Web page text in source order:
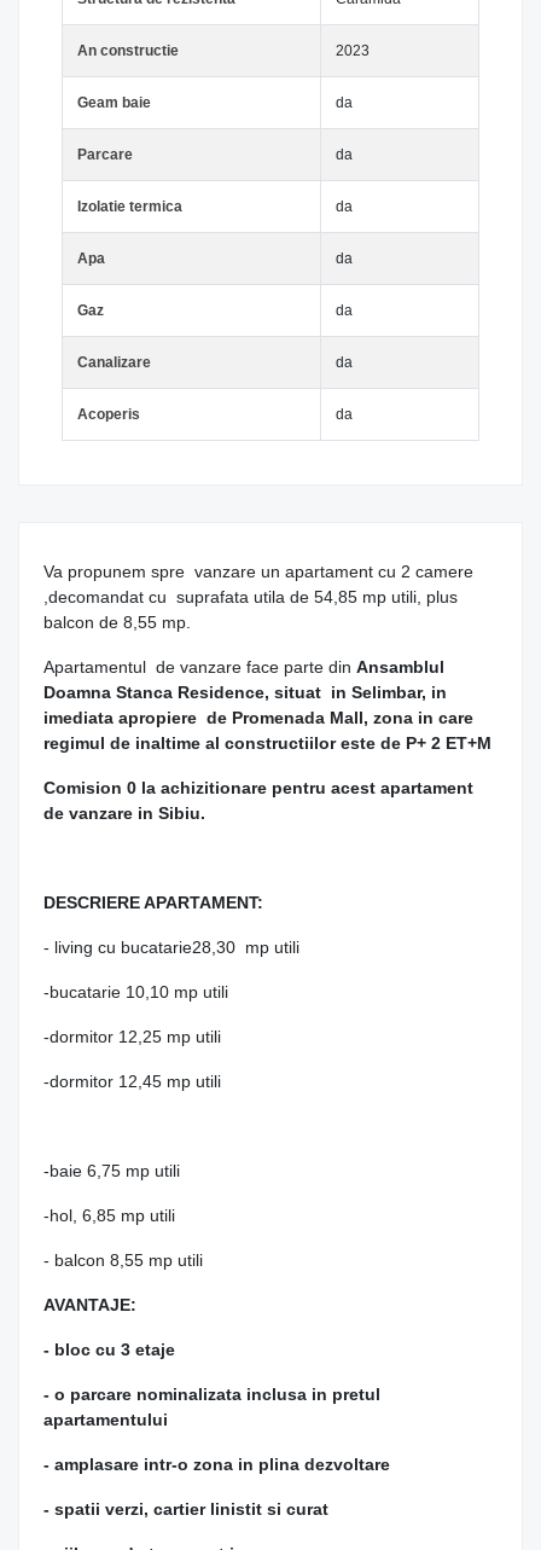
An constructie 2023
Geam baie da
Parcare da
Izolatie termica da
Apa da
Gaz da
Canalizare da
Acoperis da
Va propunem spre vanzare un apartament cu 2 camere
,decomandat cu suprafata utila de 54,85 mp utili, plus
balcon de 8,55 mp.
Apartamentul de vanzare face parte din Ansamblul
Doamna Stanca Residence, situat in Selimbar, in
imediata apropiere de Promenada Mall, zona in care
regimul de inaltime al constructiilor este de P+ 2 ET+M
Comision 0 la achizitionare pentru acest apartament
de vanzare in Sibiu.
DESCRIERE APARTAMENT:
- living cu bucatarie28,30 mp utili
-bucatarie 10,10 mp utili
-dormitor 12,25 mp utili
-dormitor 12,45 mp utili
-baie 6,75 mp utili
-hol, 6,85 mp utili
- balcon 8,55 mp utili
AVANTAJE:
- bloc cu 3 etaje
- o parcare nominalizata inclusa in pretul
apartamentului
- amplasare intr-o zona in plina dezvoltare
- spatii verzi, cartier linistit si curat